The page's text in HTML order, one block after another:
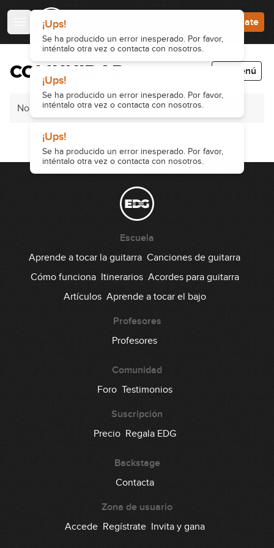
¡Ups!
Se ha producido un error inesperado. Por favor,
inténtalo otra vez o contacta con nosotros.
¡Ups!
Se ha producido un error inesperado. Por favor,
inténtalo otra vez o contacta con nosotros.
¡Ups!
Se ha producido un error inesperado. Por favor,
inténtalo otra vez o contacta con nosotros.
Regístrate
COMUNIDAD Menú
No hay mensajes
Escuela
Aprende a tocar la guitarra Canciones de guitarra
Cómo funciona Itinerarios Acordes para guitarra
Artículos Aprende a tocar el bajo
Profesores
Profesores
Comunidad
Foro Testimonios
Suscripción
Precio Regala EDG
Backstage
Contacta
Zona de usuario
Accede Regístrate Invita y gana